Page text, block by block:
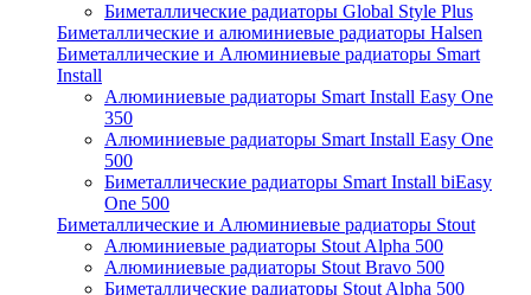
Биметаллические радиаторы Global Style Plus
Биметаллические и алюминиевые радиаторы Halsen
Биметаллические и Алюминиевые радиаторы Smart
Install
Алюминиевые радиаторы Smart Install Easy One
350
Алюминиевые радиаторы Smart Install Easy One
500
Биметаллические радиаторы Smart Install biEasy
One 500
Биметаллические и Алюминиевые радиаторы Stout
Алюминиевые радиаторы Stout Alpha 500
Алюминиевые радиаторы Stout Bravo 500
Биметаллические радиаторы Stout Alpha 500